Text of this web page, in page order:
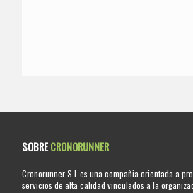
SOBRECRONORUNNER
Cronorunner S.L es una compañia orientada a
servicios de alta calidad vinculados a la